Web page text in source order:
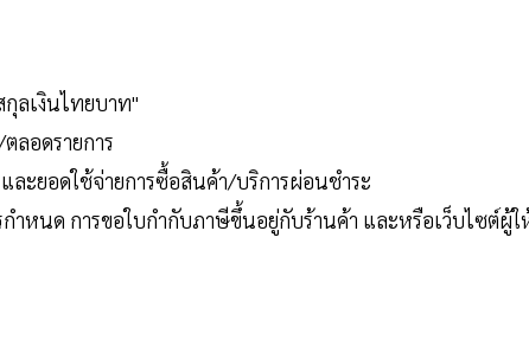
ลเงินไทยบาท"
ลอดรายการ
ละยอดใช้จ่ายการซื้อสินค้า/บริการผ่อนชำระ
ำหนด การขอใบกำกับภาษีขึ้นอยู่กับร้านค้า และหรือเว็บไซต์ผู้ใ